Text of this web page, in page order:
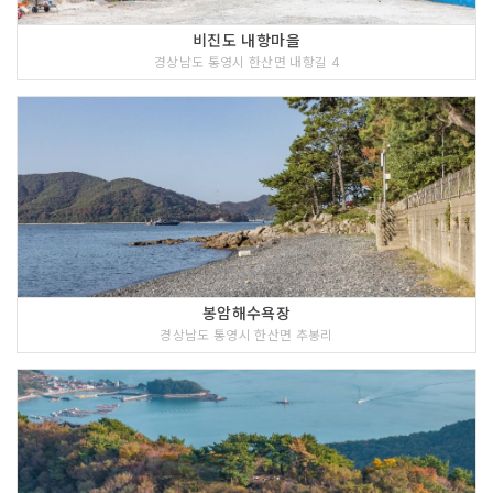
비진도 내항마을
경상남도 통영시 한산면 내항길 4
봉암해수욕장
경상남도 통영시 한산면 추봉리